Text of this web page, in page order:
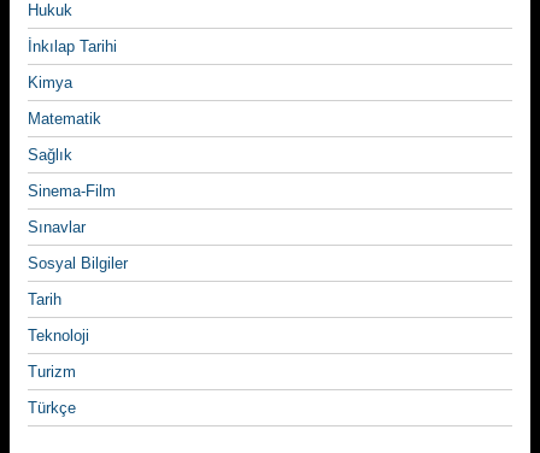
Hukuk
İnkılap Tarihi
Kimya
Matematik
Sağlık
Sinema-Film
Sınavlar
Sosyal Bilgiler
Tarih
Teknoloji
Turizm
Türkçe